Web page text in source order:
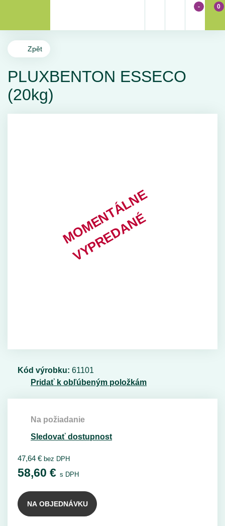
- 0
Zpět
PLUXBENTON ESSECO
(20kg)
Kód výrobku: 61101
Pridať k obľúbeným položkám
Na požiadanie
Sledovať dostupnost
47,64 € bez DPH
58,60 € s DPH
NA OBJEDNÁVKU